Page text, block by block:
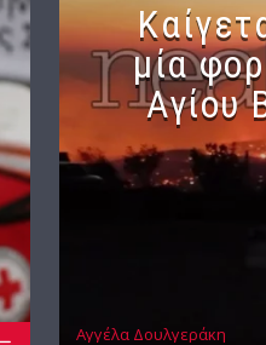
μία
Αγίου
Αγγέλα Δουλγεράκη